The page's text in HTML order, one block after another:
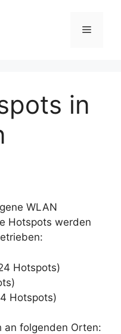
Menü
in
WLAN
Hotspots werden
Hotspots)
Hotspots)
an folgenden Orten: